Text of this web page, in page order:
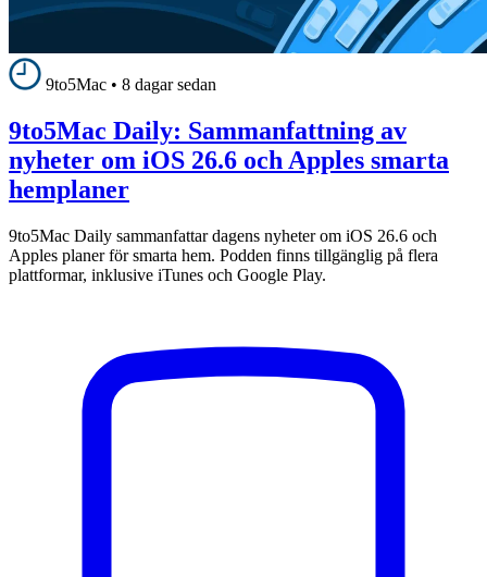
9to5Mac • 8 dagar sedan
9to5Mac Daily: Sammanfattning av
nyheter om iOS 26.6 och Apples smarta
hemplaner
9to5Mac Daily sammanfattar dagens nyheter om iOS 26.6 och
Apples planer för smarta hem. Podden finns tillgänglig på flera
plattformar, inklusive iTunes och Google Play.